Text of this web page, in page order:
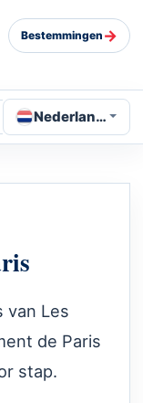
Bestemmingen →
Nederlands
van Les
de Paris
stap.